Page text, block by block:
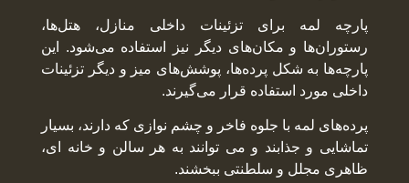
پارچه لمه برای تزئینات داخلی منازل، هتل‌ها،
رستوران‌ها و مکان‌های دیگر نیز استفاده می‌شود. این
پارچه‌ها به شکل پرده‌ها، پوشش‌های میز و دیگر تزئینات
داخلی مورد استفاده قرار می‌گیرند.
پرده‌های لمه با جلوه فاخر و چشم نوازی که دارند، بسیار
تماشایی و جذابند و می توانند به هر سالن و خانه ای،
ظاهری مجلل و سلطنتی ببخشند.